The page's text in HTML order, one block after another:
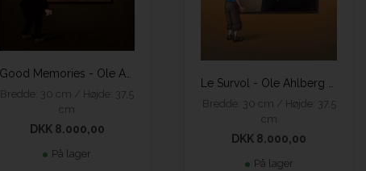
Good Memories - Ole Ahlberg - epoxy
Bredde: 30 cm / Højde: 37,5
cm
DKK 8.000,00
På lager
Le Survol - Ole Ahlberg - epoxy
Bredde: 30 cm / Højde: 37,5
cm
DKK 8.000,00
På lager